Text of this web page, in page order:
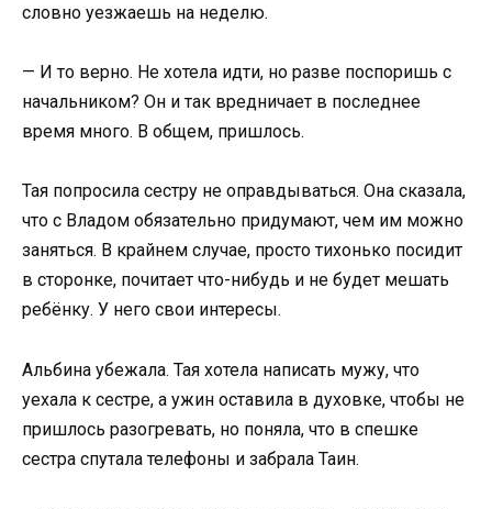
словно уезжаешь на неделю.
— И то верно. Не хотела идти, но разве поспоришь с
начальником? Он и так вредничает в последнее
время много. В общем, пришлось.
Тая попросила сестру не оправдываться. Она сказала,
что с Владом обязательно придумают, чем им можно
заняться. В крайнем случае, просто тихонько посидит
в сторонке, почитает что-нибудь и не будет мешать
ребёнку. У него свои интересы.
Альбина убежала. Тая хотела написать мужу, что
уехала к сестре, а ужин оставила в духовке, чтобы не
пришлось разогревать, но поняла, что в спешке
сестра спутала телефоны и забрала Таин.